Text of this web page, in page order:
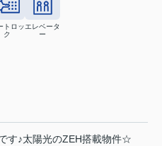
トロッ
ク
エレベータ
ー
す♪太陽光のZEH搭載物件☆